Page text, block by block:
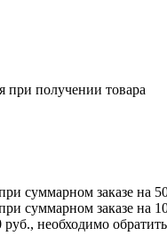
при получении товара
суммарном заказе на
суммарном заказе на
руб., необходимо